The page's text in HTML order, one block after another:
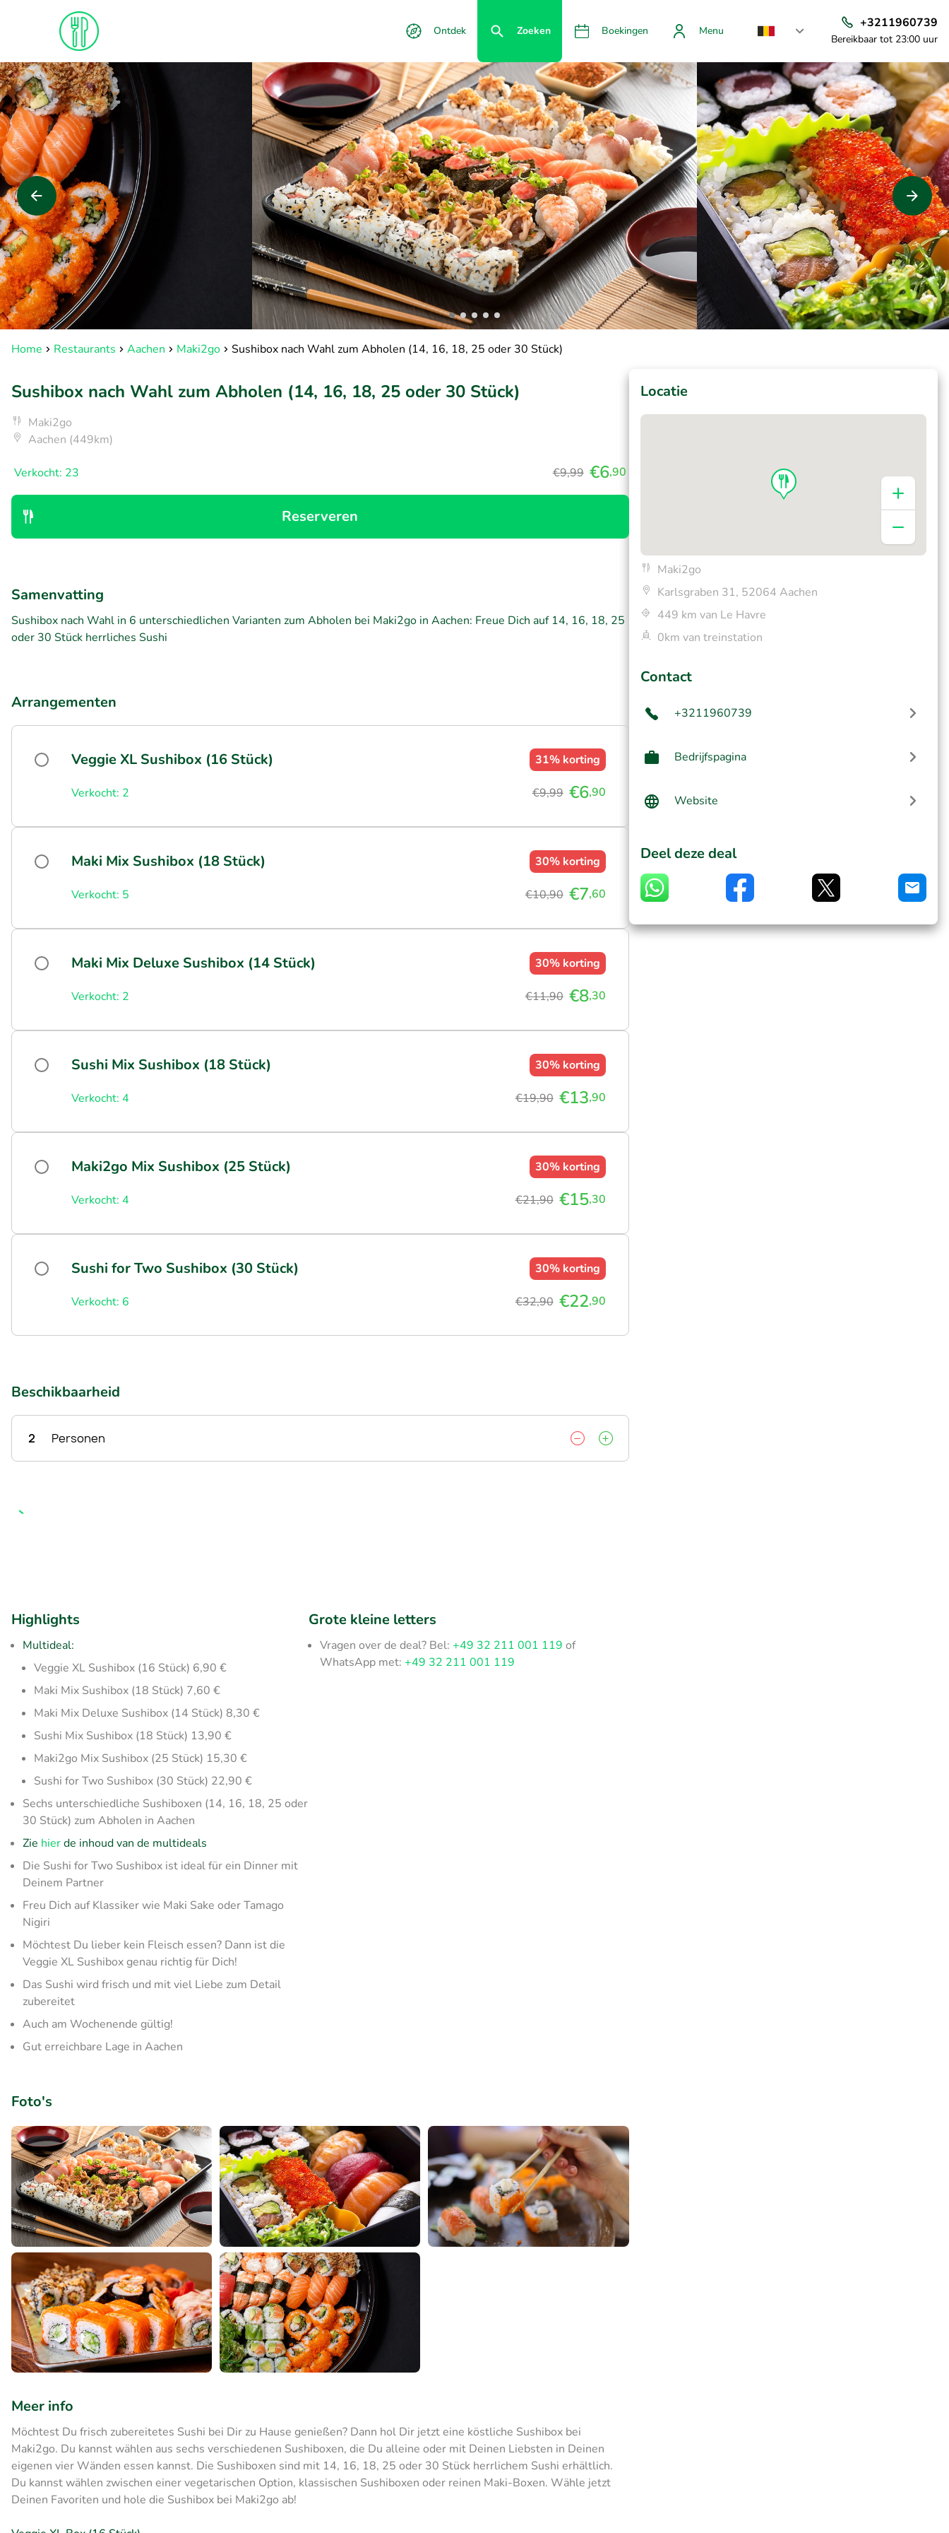
Ontdek Zoeken Boekingen Menu
+3211960739
Bereikbaar tot 23:00 uur
Home Restaurants Aachen Maki2go Sushibox nach Wahl zum Abholen (14, 16, 18, 25 oder 30 Stück)
Sushibox nach Wahl zum Abholen (14, 16, 18, 25 oder 30 Stück)
Maki2go
Aachen (449km)
Verkocht: 23 €9,99 €6,90
Reserveren
Samenvatting
Sushibox nach Wahl in 6 unterschiedlichen Varianten zum Abholen bei Maki2go in Aachen: Freue Dich auf 14, 16, 18, 25
oder 30 Stück herrliches Sushi
Arrangementen
Veggie XL Sushibox (16 Stück) 31% korting
Verkocht: 2 €9,99 €6,90
Maki Mix Sushibox (18 Stück) 30% korting
Verkocht: 5 €10,90 €7,60
Maki Mix Deluxe Sushibox (14 Stück) 30% korting
Verkocht: 2 €11,90 €8,30
Sushi Mix Sushibox (18 Stück) 30% korting
Verkocht: 4 €19,90 €13,90
Maki2go Mix Sushibox (25 Stück) 30% korting
Verkocht: 4 €21,90 €15,30
Sushi for Two Sushibox (30 Stück) 30% korting
Verkocht: 6 €32,90 €22,90
Beschikbaarheid
2 Personen
Highlights
Multideal:
Veggie XL Sushibox (16 Stück) 6,90 €
Maki Mix Sushibox (18 Stück) 7,60 €
Maki Mix Deluxe Sushibox (14 Stück) 8,30 €
Sushi Mix Sushibox (18 Stück) 13,90 €
Maki2go Mix Sushibox (25 Stück) 15,30 €
Sushi for Two Sushibox (30 Stück) 22,90 €
Sechs unterschiedliche Sushiboxen (14, 16, 18, 25 oder
30 Stück) zum Abholen in Aachen
Zie hierde inhoud van de multideals
Die Sushi for Two Sushibox ist ideal für ein Dinner mit
Deinem Partner
Freu Dich auf Klassiker wie Maki Sake oder Tamago
Nigiri
Möchtest Du lieber kein Fleisch essen? Dann ist die
Veggie XL Sushibox genau richtig für Dich!
Das Sushi wird frisch und mit viel Liebe zum Detail
zubereitet
Auch am Wochenende gültig!
Gut erreichbare Lage in Aachen
Grote kleine letters
Vragen over de deal? Bel:+49 32 211 001 119 of
WhatsApp met:+49 32 211 001 119
Foto's
Meer info
Möchtest Du frisch zubereitetes Sushi bei Dir zu Hause genießen? Dann hol Dir jetzt eine köstliche Sushibox bei
Maki2go. Du kannst wählen aus sechs verschiedenen Sushiboxen, die Du alleine oder mit Deinen Liebsten in Deinen
eigenen vier Wänden essen kannst. Die Sushiboxen sind mit 14, 16, 18, 25 oder 30 Stück herrlichem Sushi erhältlich.
Du kannst wählen zwischen einer vegetarischen Option, klassischen Sushiboxen oder reinen Maki-Boxen. Wähle jetzt
Deinen Favoriten und hole die Sushibox bei Maki2go ab!
Locatie
Maki2go
Karlsgraben 31, 52064 Aachen
449 km van Le Havre
0km van treinstation
Contact
+3211960739
Bedrijfspagina
Website
Deel deze deal